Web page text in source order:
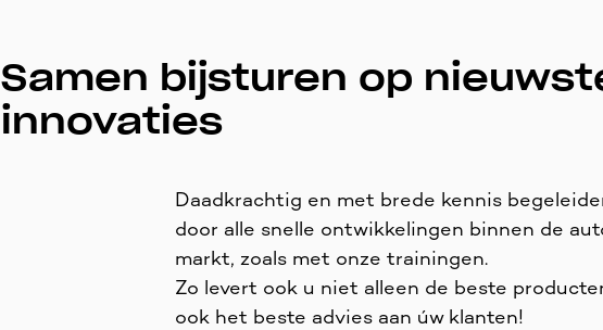
Samen bijsturen op
innovaties
Daadkrachtig en met brede kennis
door alle snelle ontwikkelingen binnen de
markt, zoals met onze trainingen.
Zo levert ook u niet alleen de beste
ook het beste advies aan úw klanten!